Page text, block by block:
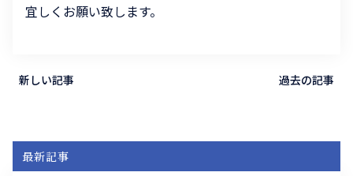
宜しくお願い致します。
新しい記事 過去の記事
最新記事